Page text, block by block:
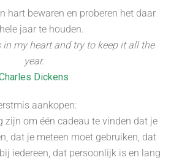
hart bewaren en proberen het daar
jaar te houden.
my heart and try to keep it all the
year.
Dickens
aankopen:
zijn om één cadeau te vinden dat je
dat je meteen moet gebruiken, dat
iedereen, dat persoonlijk is en lang